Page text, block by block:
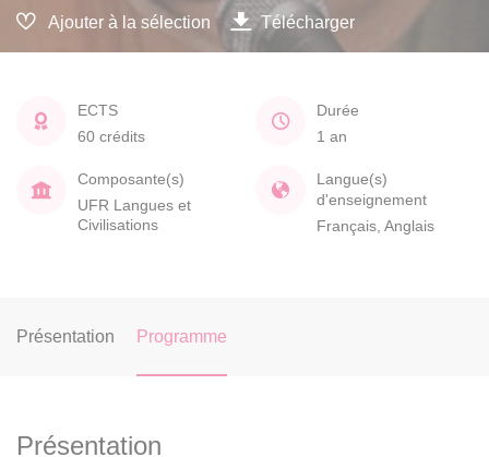
Ajouter à la sélection Télécharger
ECTS
60 crédits
Durée
1 an
Composante(s)
UFR Langues et
Civilisations
Langue(s)
d'enseignement
Français, Anglais
Présentation Programme
Présentation